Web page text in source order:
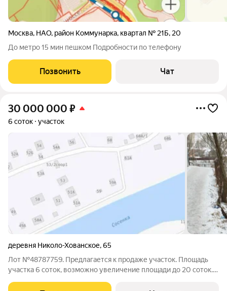
Москва, НАО, район Коммунарка, квартал № 21Б, 20
До метро 15 мин пешком Подробности по телефону
Позвонить Чат
30 000 000 ₽
6 соток участок
деревня Николо-Хованское,65
Лот №48787759. Предлагается к продаже участок. Площадь
участка 6 соток, возможно увеличение площади до 20 соток.